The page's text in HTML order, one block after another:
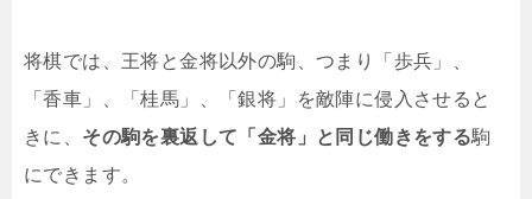
将棋では、王将と金将以外の駒、つまり「歩兵」、
「香車」、「桂馬」、「銀将」を敵陣に侵入させると
きに、 その駒を裏返して「金将」と同じ働きをする駒
にできます。